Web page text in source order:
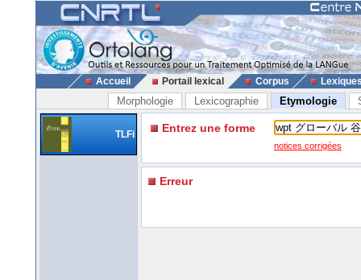
Accueil Portail lexical Corpus
Morphologie Lexicographie Etymologie
TLFi Entrez une forme
notices corrigées
Erreur